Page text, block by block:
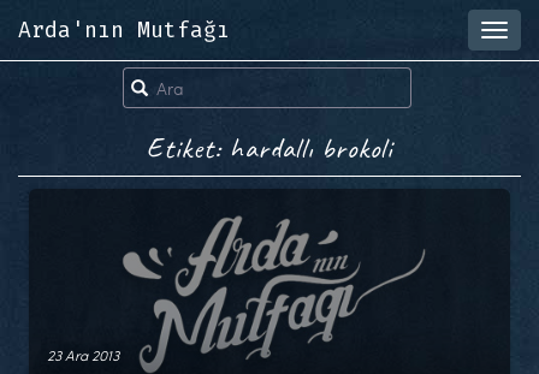
Arda'nın Mutfağı
Etiket: hardallı brokoli
23 Ara 2013